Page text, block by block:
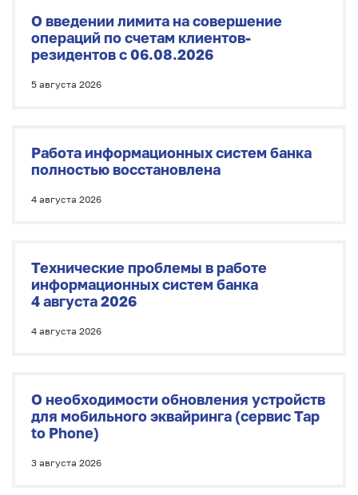
О введении лимита на совершение
операций по счетам клиентов-
резидентовс 06.08.2026
5 августа 2026
Работа информационных систем банка
полностью восстановлена
4 августа 2026
Технические проблемы в работе
информационных систем банка
4 августа 2026
4 августа 2026
О необходимости обновления устройств
для мобильного эквайринга (сервис Tap
to Phone)
3 августа 2026